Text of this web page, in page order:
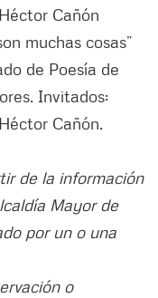
Cañón
muchas cosas”
de Poesía de
Invitados:
Cañón.
de la información
Mayor de
por un o una
o